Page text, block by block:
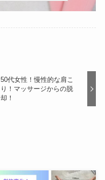
50代女性！慢性的な肩こ
り！マッサージからの脱
却！